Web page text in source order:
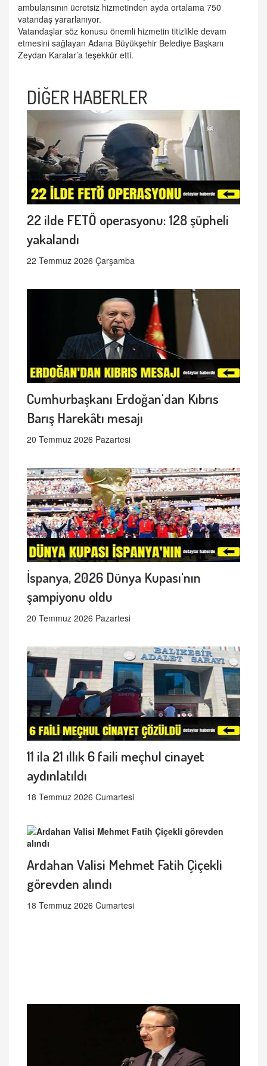
ambulansının ücretsiz hizmetinden ayda ortalama 750
vatandaş yararlanıyor.
Vatandaşlar söz konusu önemli hizmetin titizlikle devam
etmesini sağlayan Adana Büyükşehir Belediye Başkanı
Zeydan Karalar’a teşekkür etti.
DİĞER HABERLER
22 ilde FETÖ operasyonu: 128 şüpheli
yakalandı
22 Temmuz 2026 Çarşamba
Cumhurbaşkanı Erdoğan'dan Kıbrıs
Barış Harekâtı mesajı
20 Temmuz 2026 Pazartesi
İspanya, 2026 Dünya Kupası'nın
şampiyonu oldu
20 Temmuz 2026 Pazartesi
11 ila 21 ıllık 6 faili meçhul cinayet
aydınlatıldı
18 Temmuz 2026 Cumartesi
Ardahan Valisi Mehmet Fatih Çiçekli
görevden alındı
18 Temmuz 2026 Cumartesi